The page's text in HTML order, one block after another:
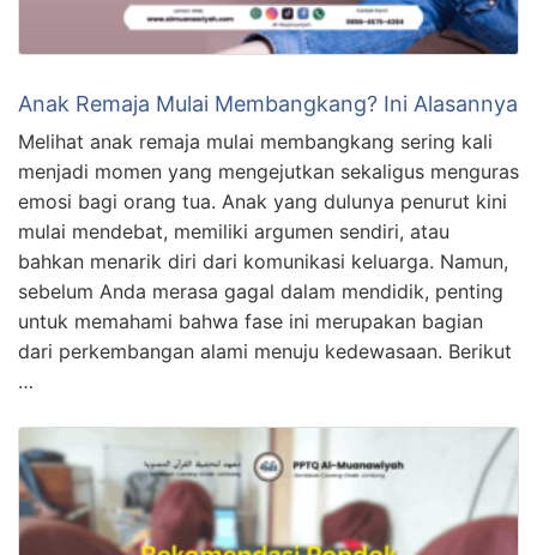
Anak Remaja Mulai Membangkang? Ini Alasannya
Melihat anak remaja mulai membangkang sering kali
menjadi momen yang mengejutkan sekaligus menguras
emosi bagi orang tua. Anak yang dulunya penurut kini
mulai mendebat, memiliki argumen sendiri, atau
bahkan menarik diri dari komunikasi keluarga. Namun,
sebelum Anda merasa gagal dalam mendidik, penting
untuk memahami bahwa fase ini merupakan bagian
dari perkembangan alami menuju kedewasaan. Berikut
…